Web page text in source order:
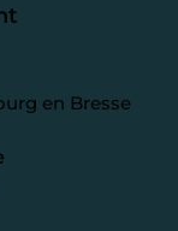
en Bresse